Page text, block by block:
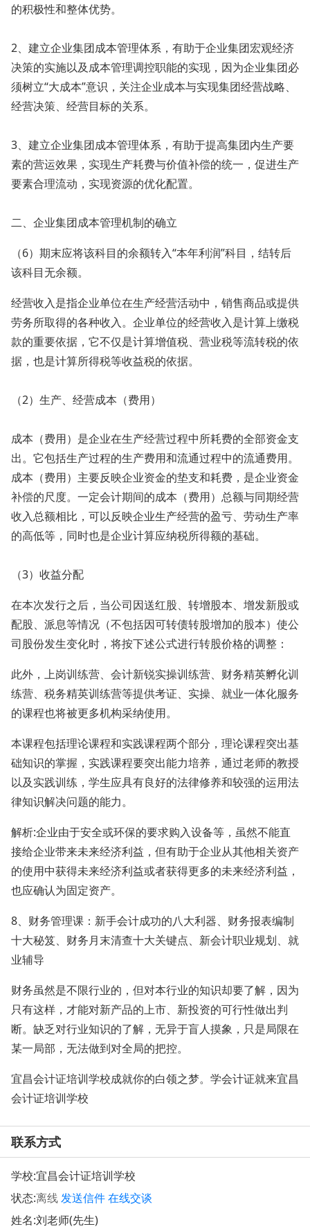
的积极性和整体优势。
2、建立企业集团成本管理体系，有助于企业集团宏观经济
决策的实施以及成本管理调控职能的实现，因为企业集团必
须树立“大成本”意识，关注企业成本与实现集团经营战略、
经营决策、经营目标的关系。
3、建立企业集团成本管理体系，有助于提高集团内生产要
素的营运效果，实现生产耗费与价值补偿的统一，促进生产
要素合理流动，实现资源的优化配置。
二、企业集团成本管理机制的确立
（6）期末应将该科目的余额转入“本年利润”科目，结转后
该科目无余额。
经营收入是指企业单位在生产经营活动中，销售商品或提供
劳务所取得的各种收入。企业单位的经营收入是计算上缴税
款的重要依据，它不仅是计算增值税、营业税等流转税的依
据，也是计算所得税等收益税的依据。
（2）生产、经营成本（费用）
成本（费用）是企业在生产经营过程中所耗费的全部资金支
出。它包括生产过程的生产费用和流通过程中的流通费用。
成本（费用）主要反映企业资金的垫支和耗费，是企业资金
补偿的尺度。一定会计期间的成本（费用）总额与同期经营
收入总额相比，可以反映企业生产经营的盈亏、劳动生产率
的高低等，同时也是企业计算应纳税所得额的基础。
（3）收益分配
在本次发行之后，当公司因送红股、转增股本、增发新股或
配股、派息等情况（不包括因可转债转股增加的股本）使公
司股份发生变化时，将按下述公式进行转股价格的调整：
此外，上岗训练营、会计新锐实操训练营、财务精英孵化训
练营、税务精英训练营等提供考证、实操、就业一体化服务
的课程也将被更多机构采纳使用。
本课程包括理论课程和实践课程两个部分，理论课程突出基
础知识的掌握，实践课程要突出能力培养，通过老师的教授
以及实践训练，学生应具有良好的法律修养和较强的运用法
律知识解决问题的能力。
解析:企业由于安全或环保的要求购入设备等，虽然不能直
接给企业带来未来经济利益，但有助于企业从其他相关资产
的使用中获得未来经济利益或者获得更多的未来经济利益，
也应确认为固定资产。
8、财务管理课：新手会计成功的八大利器、财务报表编制
十大秘笈、财务月末清查十大关键点、新会计职业规划、就
业辅导
财务虽然是不限行业的，但对本行业的知识却要了解，因为
只有这样，才能对新产品的上市、新投资的可行性做出判
断。缺乏对行业知识的了解，无异于盲人摸象，只是局限在
某一局部，无法做到对全局的把控。
宜昌会计证培训学校成就你的白领之梦。学会计证就来宜昌
会计证培训学校
联系方式
学校:宜昌会计证培训学校
状态:离线发送信件在线交谈
姓名:刘老师(先生)